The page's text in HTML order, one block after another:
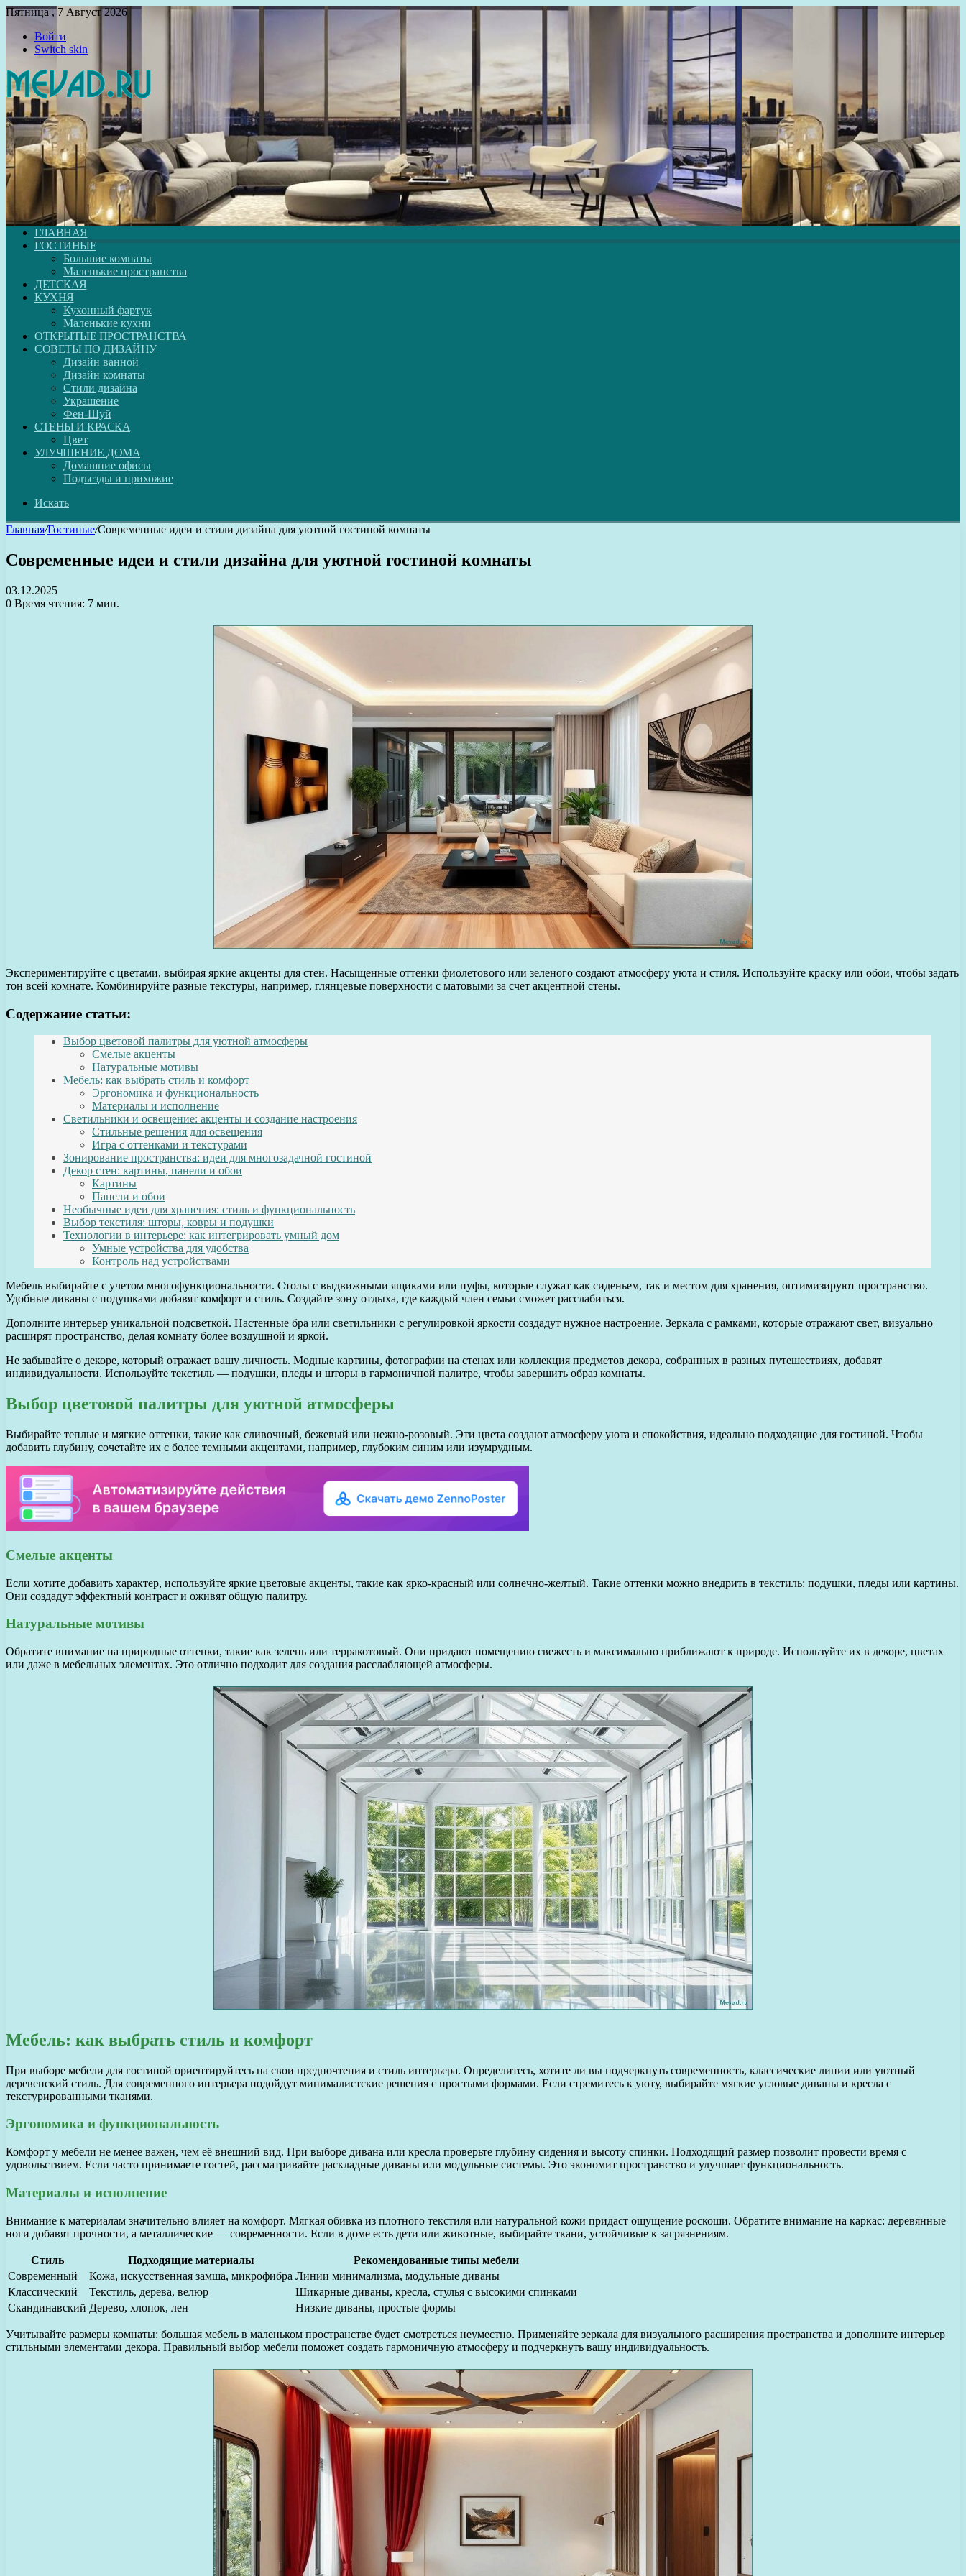
Пятница , 7 Август 2026
Войти
Switch skin
ГЛАВНАЯ
ГОСТИНЫЕ
Большие комнаты
Маленькие пространства
ДЕТСКАЯ
КУХНЯ
Кухонный фартук
Маленькие кухни
ОТКРЫТЫЕ ПРОСТРАНСТВА
СОВЕТЫ ПО ДИЗАЙНУ
Дизайн ванной
Дизайн комнаты
Стили дизайна
Украшение
Фен-Шуй
СТЕНЫ И КРАСКА
Цвет
УЛУЧШЕНИЕ ДОМА
Домашние офисы
Подъезды и прихожие
Искать
Главная/Гостиные/Современные идеи и стили дизайна для уютной гостиной комнаты
Современные идеи и стили дизайна для уютной гостиной комнаты
03.12.2025
0 Время чтения: 7 мин.
Экспериментируйте с цветами, выбирая яркие акценты для стен. Насыщенные оттенки фиолетового или зеленого создают атмосферу уюта и стиля. Используйте краску или обои, чтобы задать
тон всей комнате. Комбинируйте разные текстуры, например, глянцевые поверхности с матовыми за счет акцентной стены.
Содержание статьи:
Выбор цветовой палитры для уютной атмосферы
Смелые акценты
Натуральные мотивы
Мебель: как выбрать стиль и комфорт
Эргономика и функциональность
Материалы и исполнение
Светильники и освещение: акценты и создание настроения
Стильные решения для освещения
Игра с оттенками и текстурами
Зонирование пространства: идеи для многозадачной гостиной
Декор стен: картины, панели и обои
Картины
Панели и обои
Необычные идеи для хранения: стиль и функциональность
Выбор текстиля: шторы, ковры и подушки
Технологии в интерьере: как интегрировать умный дом
Умные устройства для удобства
Контроль над устройствами
Мебель выбирайте с учетом многофункциональности. Столы с выдвижными ящиками или пуфы, которые служат как сиденьем, так и местом для хранения, оптимизируют пространство.
Удобные диваны с подушками добавят комфорт и стиль. Создайте зону отдыха, где каждый член семьи сможет расслабиться.
Дополните интерьер уникальной подсветкой. Настенные бра или светильники с регулировкой яркости создадут нужное настроение. Зеркала с рамками, которые отражают свет, визуально
расширят пространство, делая комнату более воздушной и яркой.
Не забывайте о декоре, который отражает вашу личность. Модные картины, фотографии на стенах или коллекция предметов декора, собранных в разных путешествиях, добавят
индивидуальности. Используйте текстиль — подушки, пледы и шторы в гармоничной палитре, чтобы завершить образ комнаты.
Выбор цветовой палитры для уютной атмосферы
Выбирайте теплые и мягкие оттенки, такие как сливочный, бежевый или нежно-розовый. Эти цвета создают атмосферу уюта и спокойствия, идеально подходящие для гостиной. Чтобы
добавить глубину, сочетайте их с более темными акцентами, например, глубоким синим или изумрудным.
Смелые акценты
Если хотите добавить характер, используйте яркие цветовые акценты, такие как ярко-красный или солнечно-желтый. Такие оттенки можно внедрить в текстиль: подушки, пледы или картины.
Они создадут эффектный контраст и оживят общую палитру.
Натуральные мотивы
Обратите внимание на природные оттенки, такие как зелень или терракотовый. Они придают помещению свежесть и максимально приближают к природе. Используйте их в декоре, цветах
или даже в мебельных элементах. Это отлично подходит для создания расслабляющей атмосферы.
Мебель: как выбрать стиль и комфорт
При выборе мебели для гостиной ориентируйтесь на свои предпочтения и стиль интерьера. Определитесь, хотите ли вы подчеркнуть современность, классические линии или уютный
деревенский стиль. Для современного интерьера подойдут минималистские решения с простыми формами. Если стремитесь к уюту, выбирайте мягкие угловые диваны и кресла с
текстурированными тканями.
Эргономика и функциональность
Комфорт у мебели не менее важен, чем её внешний вид. При выборе дивана или кресла проверьте глубину сидения и высоту спинки. Подходящий размер позволит провести время с
удовольствием. Если часто принимаете гостей, рассматривайте раскладные диваны или модульные системы. Это экономит пространство и улучшает функциональность.
Материалы и исполнение
Внимание к материалам значительно влияет на комфорт. Мягкая обивка из плотного текстиля или натуральной кожи придаст ощущение роскоши. Обратите внимание на каркас: деревянные
ноги добавят прочности, а металлические — современности. Если в доме есть дети или животные, выбирайте ткани, устойчивые к загрязнениям.
Стиль Подходящие материалы
Рекомендованные типы мебели
Современный
Кожа, искусственная замша, микрофибра Линии минимализма, модульные диваны
Классический
Текстиль, дерева, велюр
Шикарные диваны, кресла, стулья с высокими спинками
Скандинавский Дерево, хлопок, лен Низкие диваны, простые формы
Учитывайте размеры комнаты: большая мебель в маленьком пространстве будет смотреться неуместно. Применяйте зеркала для визуального расширения пространства и дополните интерьер
стильными элементами декора. Правильный выбор мебели поможет создать гармоничную атмосферу и подчеркнуть вашу индивидуальность.